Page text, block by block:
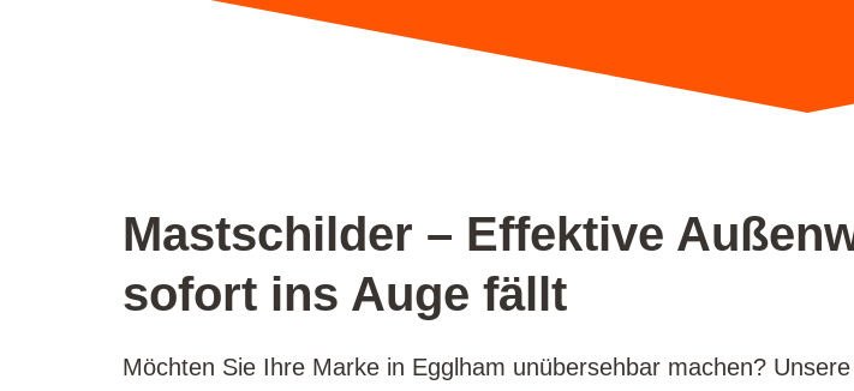
Mastschilder – Effektive
sofort ins Auge fällt
Möchten Sie Ihre Marke in Egglham unübersehbar machen?